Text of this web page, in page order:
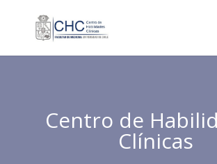
Centro de
Clínicas